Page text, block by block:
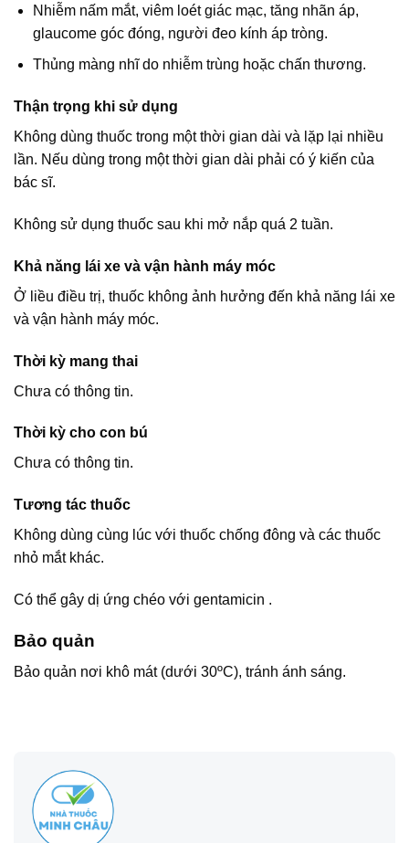
Nhiễm nấm mắt, viêm loét giác mạc, tăng nhãn áp,
glaucome góc đóng, người đeo kính áp tròng.
Thủng màng nhĩ do nhiễm trùng hoặc chấn thương.
Thận trọng khi sử dụng
Không dùng thuốc trong một thời gian dài và lặp lại nhiều
lần. Nếu dùng trong một thời gian dài phải có ý kiến của
bác sĩ.
Không sử dụng thuốc sau khi mở nắp quá 2 tuần.
Khả năng lái xe và vận hành máy móc
Ở liều điều trị, thuốc không ảnh hưởng đến khả năng lái xe
và vận hành máy móc.
Thời kỳ mang thai
Chưa có thông tin.
Thời kỳ cho con bú
Chưa có thông tin.
Tương tác thuốc
Không dùng cùng lúc với thuốc chống đông và các thuốc
nhỏ mắt khác.
Có thể gây dị ứng chéo với gentamicin .
Bảo quản
Bảo quản nơi khô mát (dưới 30ºC), tránh ánh sáng.